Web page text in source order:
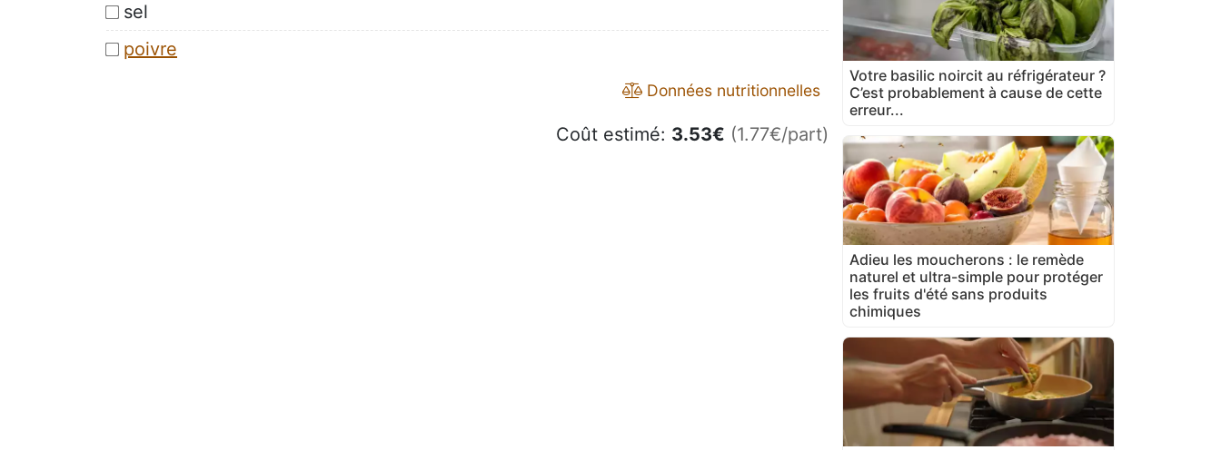
sel
poivre
Données nutritionnelles
Coût estimé: 3.53€ (1.77€/part)
Votre basilic noircit au réfrigérateur ?
C’est probablement à cause de cette
erreur...
Adieu les moucherons : le remède
naturel et ultra-simple pour protéger
les fruits d'été sans produits
chimiques